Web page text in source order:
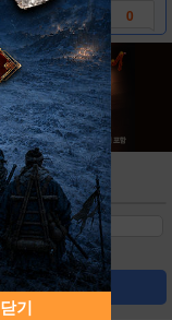
0
글쓰기
닫기